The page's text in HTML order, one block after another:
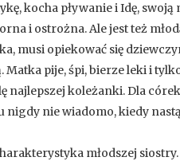
kocha pływanie i Idę, swoją
i ostrożna. Ale jest też
musi opiekować się
Matka pije, śpi, bierze leki i
najlepszej koleżanki. Dla
nigdy nie wiadomo, kiedy
młodszej